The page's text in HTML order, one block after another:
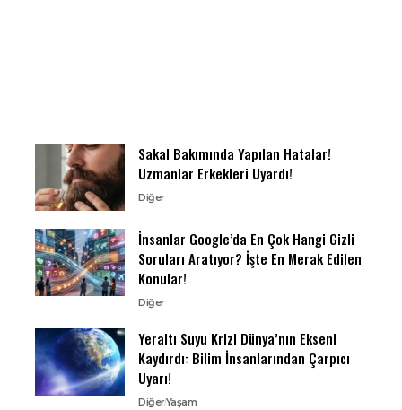
Sakal Bakımında Yapılan Hatalar!
Uzmanlar Erkekleri Uyardı!
Diğer
İnsanlar Google’da En Çok Hangi Gizli
Soruları Aratıyor? İşte En Merak Edilen
Konular!
Diğer
Yeraltı Suyu Krizi Dünya’nın Ekseni
Kaydırdı: Bilim İnsanlarından Çarpıcı
Uyarı!
DiğerYaşam